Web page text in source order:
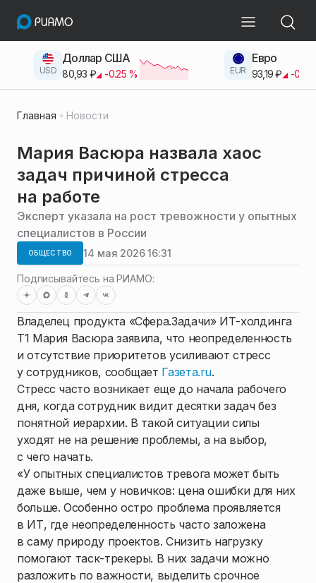
USD
Доллар США
80,93 ₽ -0.25% EUR
Евро
93,19 ₽ -0.42
Главная Новости
Мария Васюра назвала хаос
задач причиной стресса
на работе
Эксперт указала на рост тревожности у опытных
специалистов в России
ОБЩЕСТВО 14 мая 2026 16:31
Подписывайтесь на РИАМО:
Владелец продукта «Сфера.Задачи» ИТ-холдинга
Т1 Мария Васюра заявила, что неопределенность
и отсутствие приоритетов усиливают стресс
у сотрудников, сообщает Газета.ru.
Стресс часто возникает еще до начала рабочего
дня, когда сотрудник видит десятки задач без
понятной иерархии. В такой ситуации силы
уходят не на решение проблемы, а на выбор,
с чего начать.
«У опытных специалистов тревога может быть
даже выше, чем у новичков: цена ошибки для них
больше. Особенно остро проблема проявляется
в ИТ, где неопределенность часто заложена
в саму природу проектов. Снизить нагрузку
помогают таск-трекеры. В них задачи можно
разложить по важности, выделить срочное